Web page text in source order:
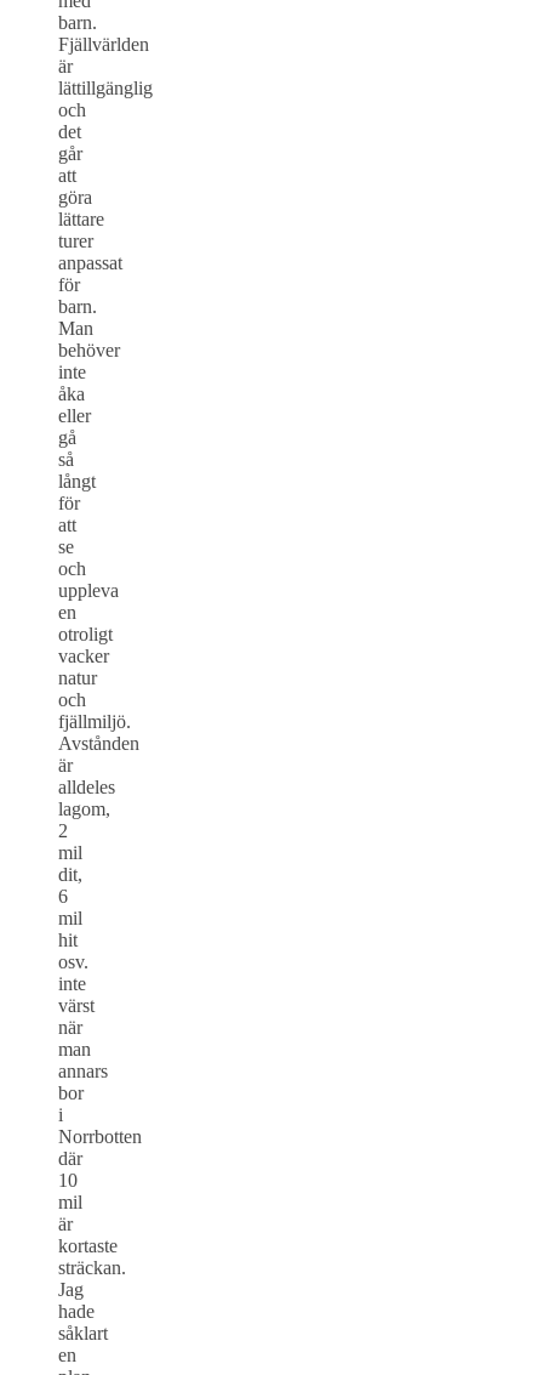
barn.
Fjällvärlden
är
lättillgänglig
och
det
går
att
göra
lättare
turer
anpassat
för
barn.
Man
behöver
inte
åka
eller
gå
så
långt
för
att
se
och
uppleva
en
otroligt
vacker
natur
och
fjällmiljö.
Avstånden
är
alldeles
lagom,
2
mil
dit,
6
mil
hit
osv.
inte
värst
när
man
annars
bor
i
Norrbotten
där
10
mil
är
kortaste
sträckan.
Jag
hade
såklart
en